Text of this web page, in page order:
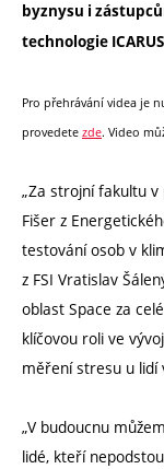
byznysu i
technologie
Pro přehrávání videa je
provedete zde. Video
„Za strojní fakultu
Fišer z
testování osob v
z FSI Vratislav
oblast Space za
klíčovou roli ve
měření stresu u lidí
„V budoucnu
lidé, kteří